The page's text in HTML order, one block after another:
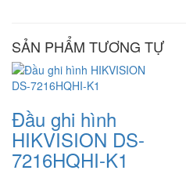
SẢN PHẨM TƯƠNG TỰ
Đầu ghi hình
HIKVISION DS-
7216HQHI-K1